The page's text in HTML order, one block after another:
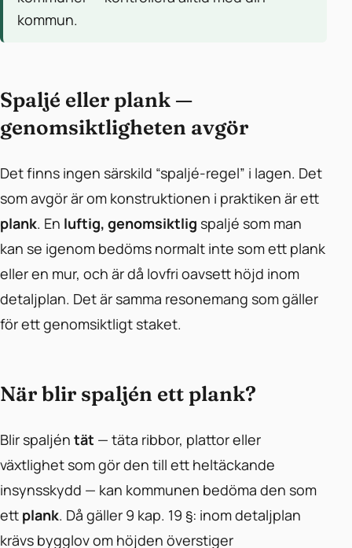
kommun.
Spaljé eller plank —
genomsiktligheten avgör
Det finns ingen särskild “spaljé-regel” i lagen. Det
som avgör är om konstruktionen i praktiken är ett
plank. En luftig, genomsiktlig spaljé som man
kan se igenom bedöms normalt inte som ett plank
eller en mur, och är då lovfri oavsett höjd inom
detaljplan. Det är samma resonemang som gäller
för ett genomsiktligt staket.
När blir spaljén ett plank?
Blir spaljén tät — täta ribbor, plattor eller
växtlighet som gör den till ett heltäckande
insynsskydd — kan kommunen bedöma den som
ett plank. Då gäller 9 kap. 19 §: inom detaljplan
krävs bygglov om höjden överstiger